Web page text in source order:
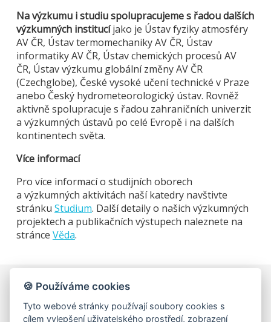
Na výzkumu i studiu spolupracujeme s řadou dalších
výzkumných institucíjako je Ústav fyziky atmosféry
AV ČR, Ústav termomechaniky AV ČR, Ústav
informatiky AV ČR, Ústav chemických procesů AV
ČR, Ústav výzkumu globální změny AV ČR
(Czechglobe), České vysoké učení technické v Praze
anebo Český hydrometeorologický ústav. Rovněž
aktivně spolupracuje s řadou zahraničních univerzit
a výzkumných ústavů po celé Evropě i na dalších
kontinentech světa.
Více informací
Pro více informací o studijních oborech
a výzkumných aktivitách naší katedry navštivte
stránku Studium. Další detaily o našich výzkumných
projektech a publikačních výstupech naleznete na
stránce Věda.
Univerzita Karlova, Matematicko-fyzikální fakulta
Katedra fyziky atmosféry
🍪 Používáme cookies
Tyto webové stránky používají soubory cookies s
cílem vylepšení uživatelského prostředí, zobrazení